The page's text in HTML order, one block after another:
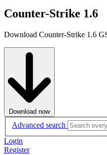
Counter-Strike 1.6
Download Counter-Strike 1.6
Download now
Advanced search
Login
Register